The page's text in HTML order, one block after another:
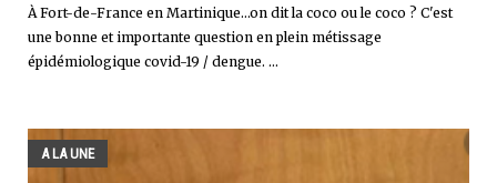
À Fort-de-France en Martinique…on dit la coco ou le coco ? C'est
une bonne et importante question en plein métissage
épidémiologique covid-19 / dengue. ...
A LA UNE